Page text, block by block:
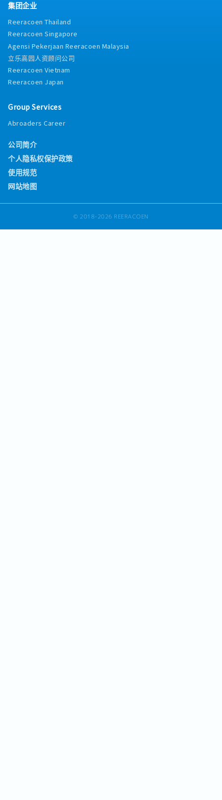
集团企业
Reeracoen Thailand
Reeracoen Singapore
Agensi Pekerjaan Reeracoen Malaysia
立乐高园人资顾问公司
Reeracoen Vietnam
Reeracoen Japan
Group Services
Abroaders Career
公司简介
个人隐私权保护政策
使用规范
网站地图
© 2018-2026 REERACOEN